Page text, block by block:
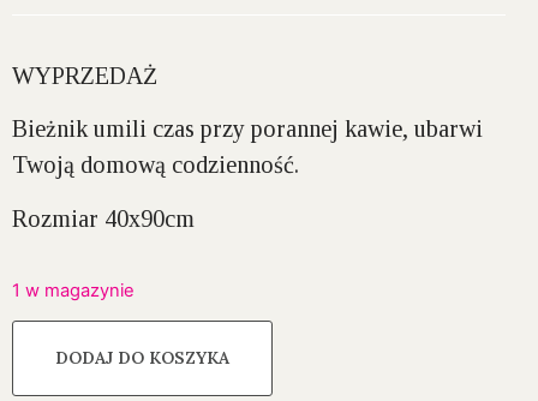
WYPRZEDAŻ
Bieżnik umili czas przy porannej kawie, ubarwi
Twoją domową codzienność.
Rozmiar 40x90cm
1 w magazynie
DODAJ DO KOSZYKA